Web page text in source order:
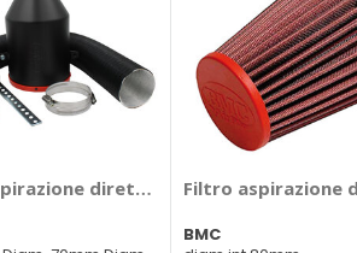
diretta universale ADDIA 70-
Filtro aspirazione
BMC